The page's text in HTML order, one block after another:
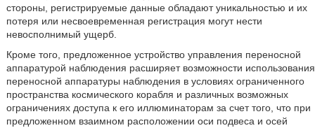
стороны, регистрируемые данные обладают уникальностью и их
потеря или несвоевременная регистрация могут нести
невосполнимый ущерб.
Кроме того, предложенное устройство управления переносной
аппаратурой наблюдения расширяет возможности использования
переносной аппаратуры наблюдения в условиях ограниченного
пространства космического корабля и различных возможных
ограничениях доступа к его иллюминаторам за счет того, что при
предложенном взаимном расположении оси подвеса и осей